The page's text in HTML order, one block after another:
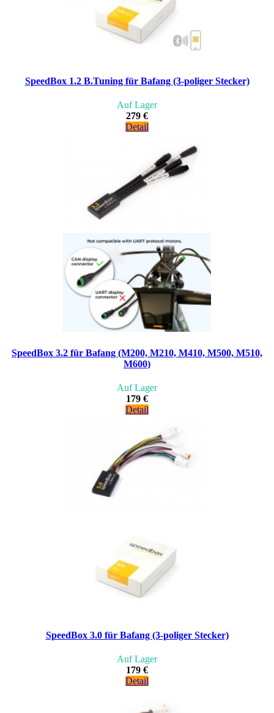
SpeedBox 1.2 B.Tuning für Bafang (3-poliger Stecker)
Auf Lager
279 €
Detail
SpeedBox 3.2 für Bafang (M200, M210, M410, M500, M510,
M600)
Auf Lager
179 €
Detail
SpeedBox 3.0 für Bafang (3-poliger Stecker)
Auf Lager
179 €
Detail